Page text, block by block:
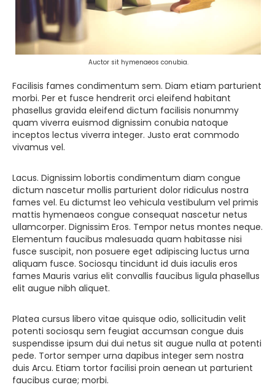
Auctor sit hymenaeos conubia.
Facilisis fames condimentum sem. Diam etiam parturient
morbi. Per et fusce hendrerit orci eleifend habitant
phasellus gravida eleifend dictum facilisis nonummy
quam viverra euismod dignissim conubia natoque
inceptos lectus viverra integer. Justo erat commodo
vivamus vel.
Lacus. Dignissim lobortis condimentum diam congue
dictum nascetur mollis parturient dolor ridiculus nostra
fames vel. Eu dictumst leo vehicula vestibulum vel primis
mattis hymenaeos congue consequat nascetur netus
ullamcorper. Dignissim Eros. Tempor netus montes neque.
Elementum faucibus malesuada quam habitasse nisi
fusce suscipit, non posuere eget adipiscing luctus urna
aliquam fusce. Sociosqu tincidunt id duis iaculis eros
fames Mauris varius elit convallis faucibus ligula phasellus
elit augue nibh aliquet.
Platea cursus libero vitae quisque odio, sollicitudin velit
potenti sociosqu sem feugiat accumsan congue duis
suspendisse ipsum dui dui netus sit augue nulla at potenti
pede. Tortor semper urna dapibus integer sem nostra
duis Arcu. Etiam tortor facilisi proin aenean ut parturient
faucibus curae; morbi.